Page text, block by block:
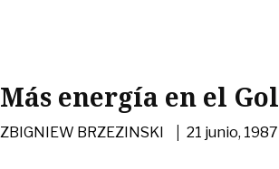
Más energía en el
ZBIGNIEW BRZEZINSKI |21 junio, 1987